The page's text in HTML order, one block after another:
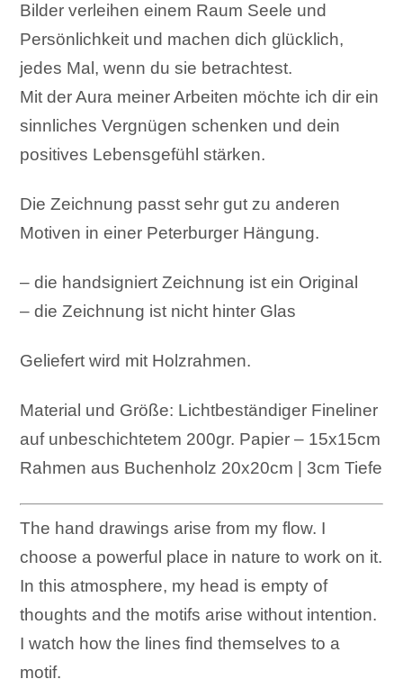
Bilder verleihen einem Raum Seele und
Persönlichkeit und machen dich glücklich,
jedes Mal, wenn du sie betrachtest.
Mit der Aura meiner Arbeiten möchte ich dir ein
sinnliches Vergnügen schenken und dein
positives Lebensgefühl stärken.
Die Zeichnung passt sehr gut zu anderen
Motiven in einer Peterburger Hängung.
– die handsigniert Zeichnung ist ein Original
– die Zeichnung ist nicht hinter Glas
Geliefert wird mit Holzrahmen.
Material und Größe: Lichtbeständiger Fineliner
auf unbeschichtetem 200gr. Papier – 15x15cm
Rahmen aus Buchenholz 20x20cm | 3cm Tiefe
The hand drawings arise from my flow. I
choose a powerful place in nature to work on it.
In this atmosphere, my head is empty of
thoughts and the motifs arise without intention.
I watch how the lines find themselves to a
motif.